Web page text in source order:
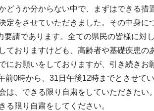
どうか分からない中で、まずはできる
定をさせていただきました。その中身に
請であります。全ての県民の皆様に対
ておりますけども、高齢者や基礎疾患
にお願いをしておりますが、引き続きお
前0時から、31日午後12時までとさせて
は、できる限り自粛をしていただきた
る限り自粛をしてください。